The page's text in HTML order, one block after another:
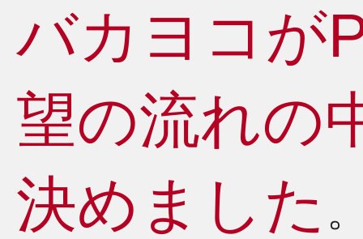
バカヨコが
望の流れの
決めました